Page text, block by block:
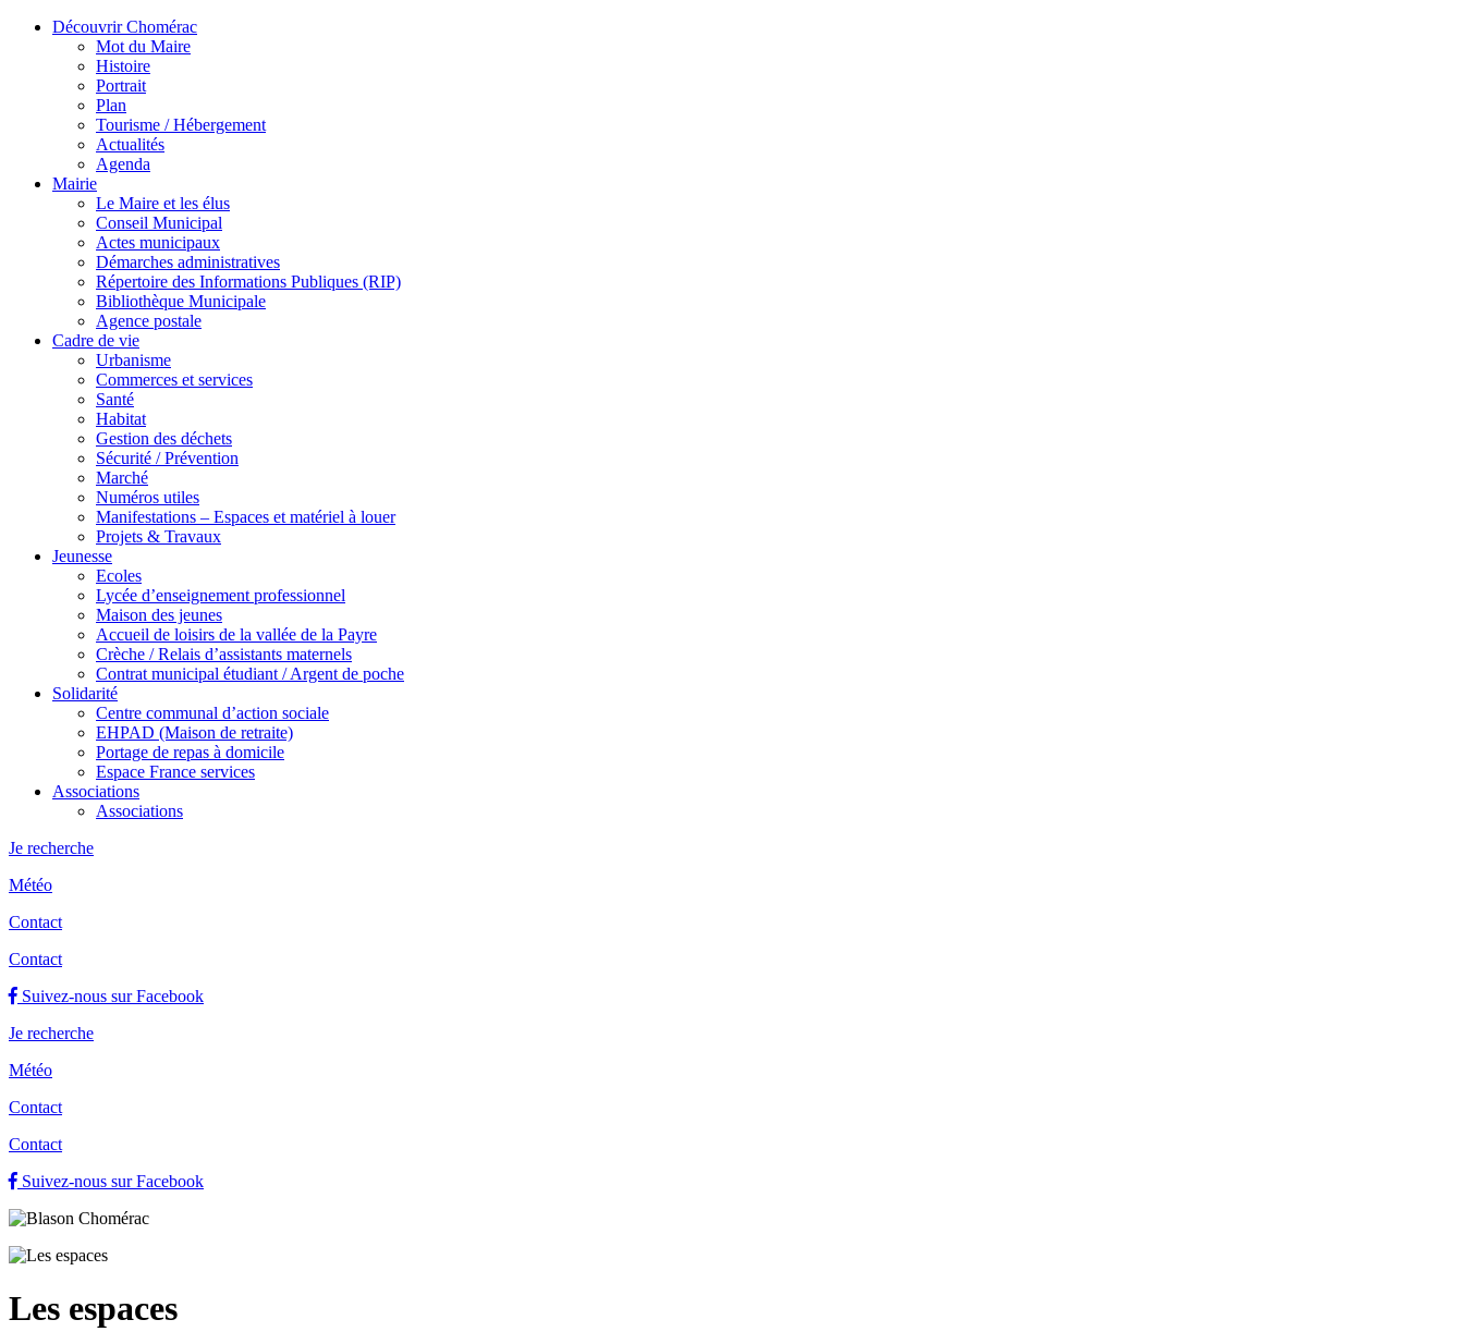
Découvrir Chomérac
Mot du Maire
Histoire
Portrait
Plan
Tourisme / Hébergement
Actualités
Agenda
Mairie
Le Maire et les élus
Conseil Municipal
Actes municipaux
Démarches administratives
Répertoire des Informations Publiques (RIP)
Bibliothèque Municipale
Agence postale
Cadre de vie
Urbanisme
Commerces et services
Santé
Habitat
Gestion des déchets
Sécurité / Prévention
Marché
Numéros utiles
Manifestations – Espaces et matériel à louer
Projets & Travaux
Jeunesse
Ecoles
Lycée d’enseignement professionnel
Maison des jeunes
Accueil de loisirs de la vallée de la Payre
Crèche / Relais d’assistants maternels
Contrat municipal étudiant / Argent de poche
Solidarité
Centre communal d’action sociale
EHPAD (Maison de retraite)
Portage de repas à domicile
Espace France services
Associations
Associations
Je recherche
Météo
Contact
Contact
Suivez-nous sur Facebook
Je recherche
Météo
Contact
Contact
Suivez-nous sur Facebook
Les espaces